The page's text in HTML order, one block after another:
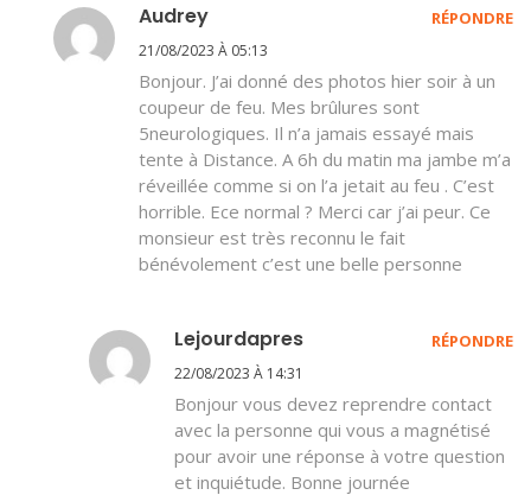
Audrey
21/08/2023 À 05:13
Bonjour. J’ai donné des photos hier soir à un
coupeur de feu. Mes brûlures sont
5neurologiques. Il n’a jamais essayé mais
tente à Distance. A 6h du matin ma jambe m’a
réveillée comme si on l’a jetait au feu . C’est
horrible. Ece normal ? Merci car j’ai peur. Ce
monsieur est très reconnu le fait
bénévolement c’est une belle personne
RÉPONDRE
Lejourdapres
22/08/2023 À 14:31
Bonjour vous devez reprendre contact
avec la personne qui vous a magnétisé
pour avoir une réponse à votre question
et inquiétude. Bonne journée
RÉPONDRE